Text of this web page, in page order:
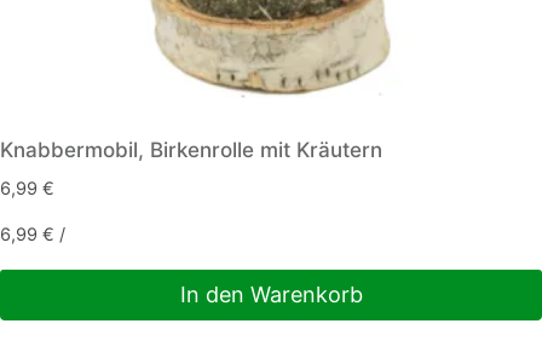
Knabbermobil, Birkenrolle mit Kräutern
6,99 €
6,99 € /
In den Warenkorb